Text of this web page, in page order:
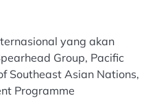
yang akan
Group, Pacific
Southeast Asian Nations,
Programme